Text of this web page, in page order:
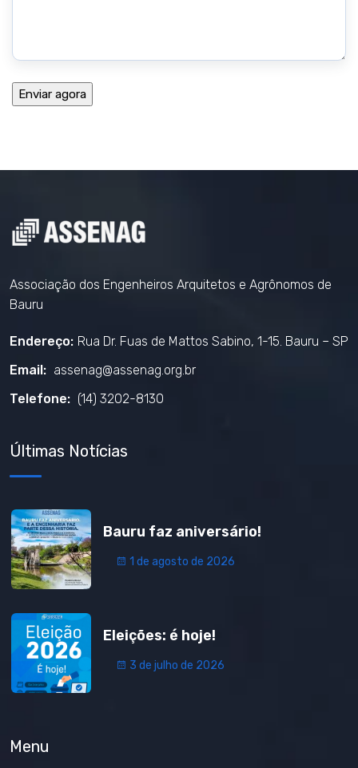
Associação dos Engenheiros Arquitetos e Agrônomos de
Bauru
Endereço: Rua Dr. Fuas de Mattos Sabino, 1-15. Bauru – SP
Email: assenag@assenag.org.br
Telefone: (14) 3202-8130
Últimas Notícias
Bauru faz aniversário!
1 de agosto de 2026
Eleições: é hoje!
3 de julho de 2026
Menu